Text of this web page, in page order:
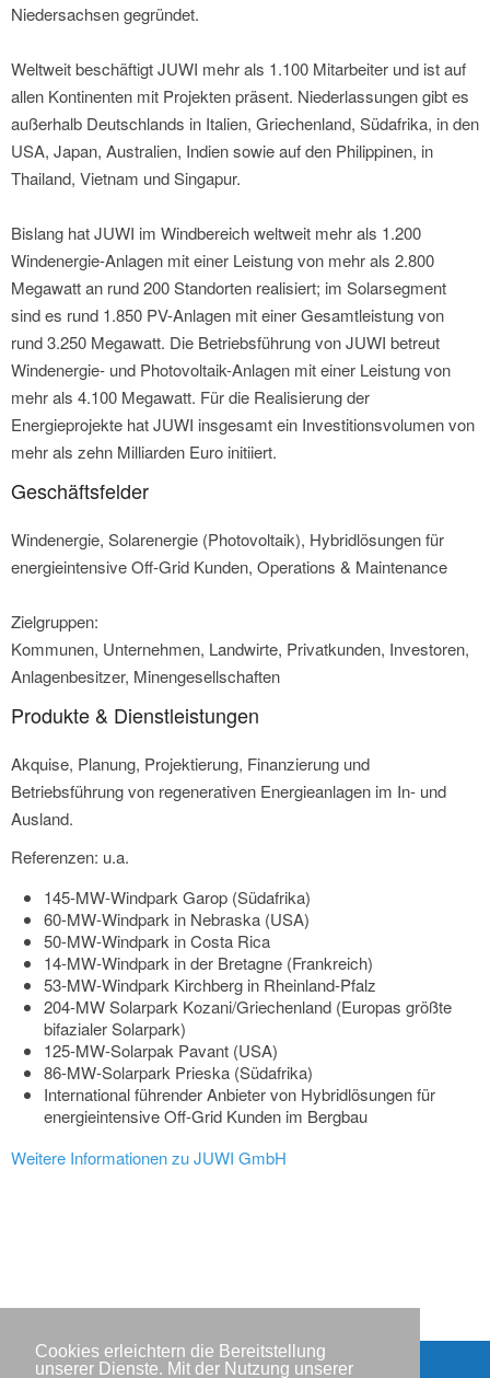
Cookies erleichtern die Bereitstellung
unserer Dienste. Mit der Nutzung unserer
Niedersachsen gegründet.
Weltweit beschäftigt JUWI mehr als 1.100 Mitarbeiter und ist auf
allen Kontinenten mit Projekten präsent. Niederlassungen gibt es
außerhalb Deutschlands in Italien, Griechenland, Südafrika, in den
USA, Japan, Australien, Indien sowie auf den Philippinen, in
Thailand, Vietnam und Singapur.
Bislang hat JUWI im Windbereich weltweit mehr als 1.200
Windenergie-Anlagen mit einer Leistung von mehr als 2.800
Megawatt an rund 200 Standorten realisiert; im Solarsegment
sind es rund 1.850 PV-Anlagen mit einer Gesamtleistung von
rund 3.250 Megawatt. Die Betriebsführung von JUWI betreut
Windenergie- und Photovoltaik-Anlagen mit einer Leistung von
mehr als 4.100 Megawatt. Für die Realisierung der
Energieprojekte hat JUWI insgesamt ein Investitionsvolumen von
mehr als zehn Milliarden Euro initiiert.
Geschäftsfelder
Windenergie, Solarenergie (Photovoltaik), Hybridlösungen für
energieintensive Off-Grid Kunden, Operations & Maintenance
Zielgruppen:
Kommunen, Unternehmen, Landwirte, Privatkunden, Investoren,
Anlagenbesitzer, Minengesellschaften
Produkte & Dienstleistungen
Akquise, Planung, Projektierung, Finanzierung und
Betriebsführung von regenerativen Energieanlagen im In- und
Ausland.
Referenzen: u.a.
145-MW-Windpark Garop (Südafrika)
60-MW-Windpark in Nebraska (USA)
50-MW-Windpark in Costa Rica
14-MW-Windpark in der Bretagne (Frankreich)
53-MW-Windpark Kirchberg in Rheinland-Pfalz
204-MW Solarpark Kozani/Griechenland (Europas größte
bifazialer Solarpark)
125-MW-Solarpak Pavant (USA)
86-MW-Solarpark Prieska (Südafrika)
International führender Anbieter von Hybridlösungen für
energieintensive Off-Grid Kunden im Bergbau
Weitere Informationen zu JUWI GmbH